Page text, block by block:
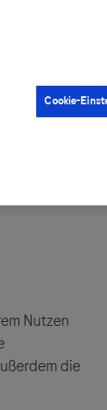
Nutzen
die
Cookie-